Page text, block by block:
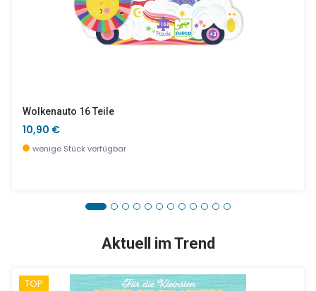
Wolkenauto 16 Teile
10,90 €
wenige Stück verfügbar
Aktuell im Trend
TOP